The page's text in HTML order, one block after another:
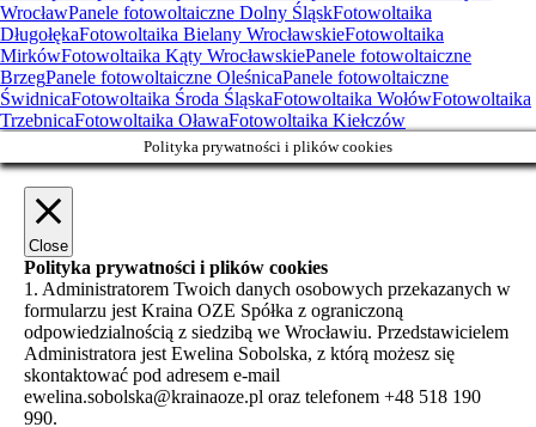
WrocławPanele fotowoltaiczne Dolny ŚląskFotowoltaika
DługołękaFotowoltaika Bielany WrocławskieFotowoltaika
MirkówFotowoltaika Kąty WrocławskiePanele fotowoltaiczne
BrzegPanele fotowoltaiczne OleśnicaPanele fotowoltaiczne
ŚwidnicaFotowoltaika Środa ŚląskaFotowoltaika WołówFotowoltaika
TrzebnicaFotowoltaika OławaFotowoltaika Kiełczów
Polityka prywatności i plików cookies
Close
Polityka prywatności i plików cookies
1. Administratorem Twoich danych osobowych przekazanych w
formularzu jest Kraina OZE Spółka z ograniczoną
odpowiedzialnością z siedzibą we Wrocławiu. Przedstawicielem
Administratora jest Ewelina Sobolska, z którą możesz się
skontaktować pod adresem e-mail
ewelina.sobolska@krainaoze.pl oraz telefonem +48 518 190
990.